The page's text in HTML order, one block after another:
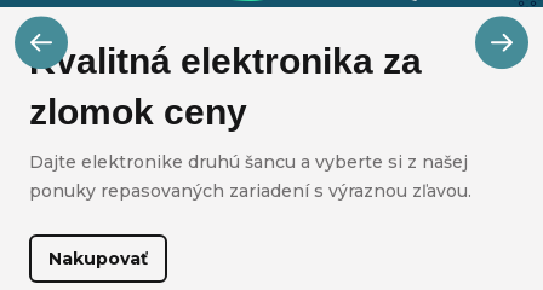
a
j
e
n
Kvalitná elektronika za
zlomok ceny
Dajte elektronike druhú šancu a vyberte si z našej
ponuky repasovaných zariadení s výraznou zľavou.
Nakupovať